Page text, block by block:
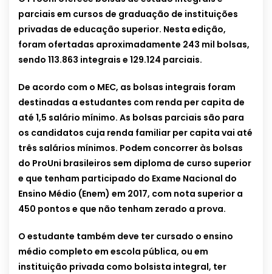
parciais em cursos de graduação de instituições
privadas de educação superior. Nesta edição,
foram ofertadas aproximadamente 243 mil bolsas,
sendo 113.863 integrais e 129.124 parciais.
De acordo com o MEC, as bolsas integrais foram
destinadas a estudantes com renda per capita de
até 1,5 salário mínimo. As bolsas parciais são para
os candidatos cuja renda familiar per capita vai até
três salários mínimos. Podem concorrer às bolsas
do ProUni brasileiros sem diploma de curso superior
e que tenham participado do Exame Nacional do
Ensino Médio (Enem) em 2017, com nota superior a
450 pontos e que não tenham zerado a prova.
O estudante também deve ter cursado o ensino
médio completo em escola pública, ou em
instituição privada como bolsista integral, ter